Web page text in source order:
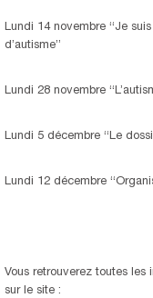
Lundi 14 novembre “Je
d’autisme”
Lundi 28 novembre
Lundi 5 décembre “Le
Lundi 12 décembre
Vous retrouverez toutes les
sur le site :